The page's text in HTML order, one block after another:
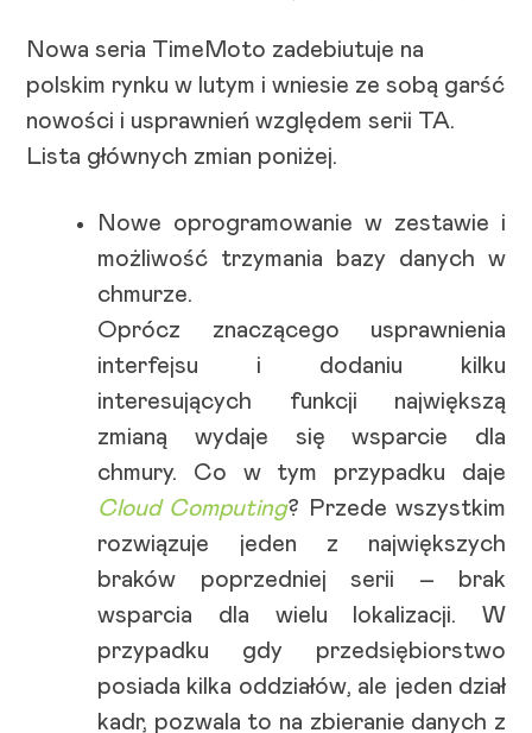
Nowa seria TimeMoto zadebiutuje na
polskim rynku w lutym i wniesie ze sobą garść
nowości i usprawnień względem serii TA.
Lista głównych zmian poniżej.
Nowe oprogramowanie w zestawie i
możliwość trzymania bazy danych w
chmurze.
Oprócz znaczącego usprawnienia
interfejsu i dodaniu kilku
interesujących funkcji największą
zmianą wydaje się wsparcie dla
chmury. Co w tym przypadku daje
Cloud Computing? Przede wszystkim
rozwiązuje jeden z największych
braków poprzedniej serii – brak
wsparcia dla wielu lokalizacji. W
przypadku gdy przedsiębiorstwo
posiada kilka oddziałów, ale jeden dział
kadr, pozwala to na zbieranie danych z